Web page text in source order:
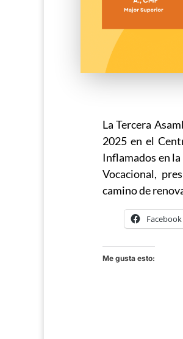
La Tercera
2025 en el
Inflamados en
Vocacional,
camino de
Facebook
Me gusta esto: